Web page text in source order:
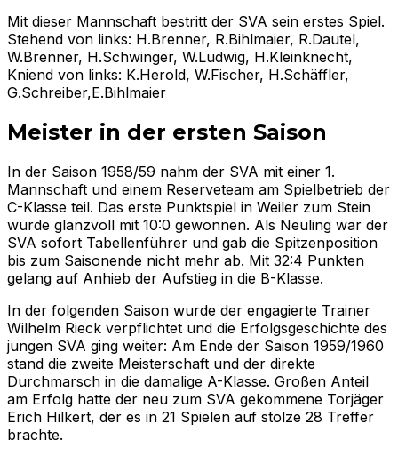
Mit dieser Mannschaft bestritt der SVA sein erstes Spiel.
Stehend von links: H.Brenner, R.Bihlmaier, R.Dautel,
W.Brenner, H.Schwinger, W.Ludwig, H.Kleinknecht,
Kniend von links: K.Herold, W.Fischer, H.Schäffler,
G.Schreiber,E.Bihlmaier
Meister in der ersten Saison
In der Saison 1958/59 nahm der SVA mit einer 1.
Mannschaft und einem Reserveteam am Spielbetrieb der
C-Klasse teil. Das erste Punktspiel in Weiler zum Stein
wurde glanzvoll mit 10:0 gewonnen. Als Neuling war der
SVA sofort Tabellenführer und gab die Spitzenposition
bis zum Saisonende nicht mehr ab. Mit 32:4 Punkten
gelang auf Anhieb der Aufstieg in die B-Klasse.
In der folgenden Saison wurde der engagierte Trainer
Wilhelm Rieck verpflichtet und die Erfolgsgeschichte des
jungen SVA ging weiter: Am Ende der Saison 1959/1960
stand die zweite Meisterschaft und der direkte
Durchmarsch in die damalige A-Klasse. Großen Anteil
am Erfolg hatte der neu zum SVA gekommene Torjäger
Erich Hilkert, der es in 21 Spielen auf stolze 28 Treffer
brachte.